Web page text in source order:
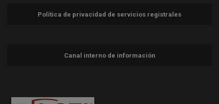
Política de privacidad de servicios registrales
Canal interno de información